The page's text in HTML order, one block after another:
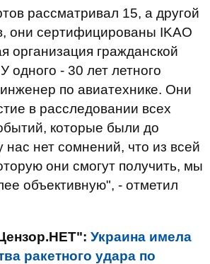
рассматривал 15, а другой
они сертифицированы IKAO
организация гражданской
одного - 30 лет летного
по авиатехнике. Они
в расследовании всех
которые были до
нас нет сомнений, что из всей
они смогут получить, мы
объективную", - отметил
Украина имела
ракетного удара по